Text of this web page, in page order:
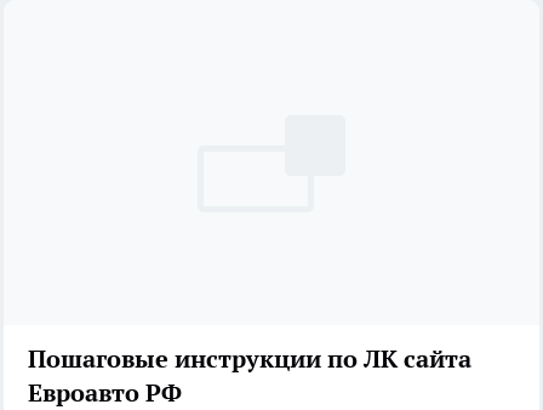
Пошаговые инструкции по ЛК сайта
Евроавто РФ